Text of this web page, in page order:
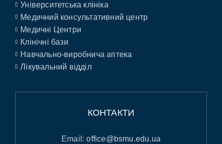
Університетська клініка
Медичний консультативний центр
Медичні Центри
Клінічні бази
Навчально-виробнича аптека
Лікувальний відділ
КОНТАКТИ
Email:office@bsmu.edu.ua